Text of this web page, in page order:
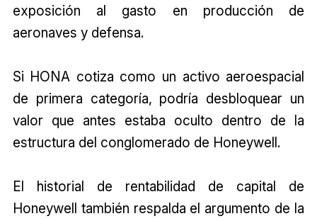
exposición al gasto en producción de
aeronaves y defensa.
Si HONA cotiza como un activo aeroespacial
de primera categoría, podría desbloquear un
valor que antes estaba oculto dentro de la
estructura del conglomerado de Honeywell.
El historial de rentabilidad de capital de
Honeywell también respalda el argumento de la